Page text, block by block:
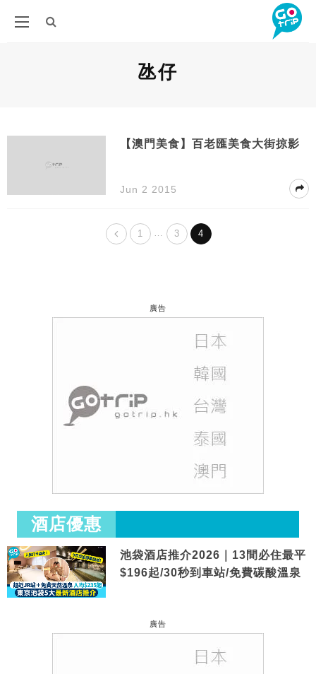
氹仔
【澳門美食】百老匯美食大街掠影
Jun 2 2015
1 … 3 4
廣告
酒店優惠
池袋酒店推介2026｜13間必住最平
$196起/30秒到車站/免費碳酸溫泉
廣告